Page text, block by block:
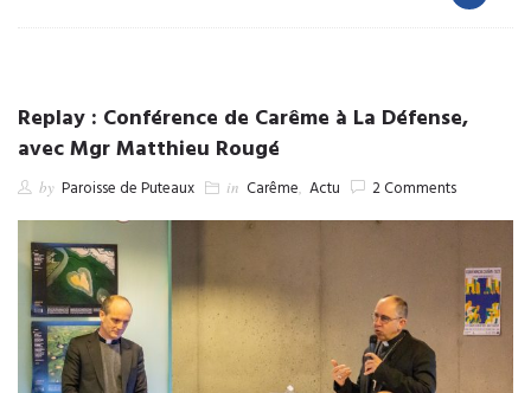
Replay : Conférence de Carême à La Défense,
avec Mgr Matthieu Rougé
by Paroisse de Puteaux in Carême, Actu 2 Comments